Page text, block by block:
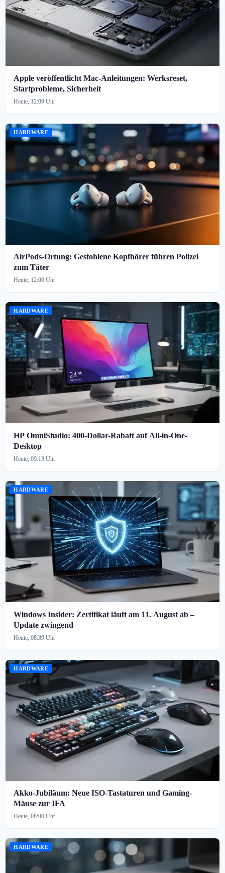
Apple veröffentlicht Mac-Anleitungen: Werksreset,
Startprobleme, Sicherheit
Heute, 12:09 Uhr
HARDWARE
AirPods-Ortung: Gestohlene Kopfhörer führen Polizei
zum Täter
Heute, 12:00 Uhr
HARDWARE
HP OmniStudio: 400-Dollar-Rabatt auf All-in-One-
Desktop
Heute, 09:13 Uhr
HARDWARE
Windows Insider: Zertifikat läuft am 11. August ab –
Update zwingend
Heute, 08:39 Uhr
HARDWARE
Akko-Jubiläum: Neue ISO-Tastaturen und Gaming-
Mäuse zur IFA
Heute, 08:00 Uhr
HARDWARE